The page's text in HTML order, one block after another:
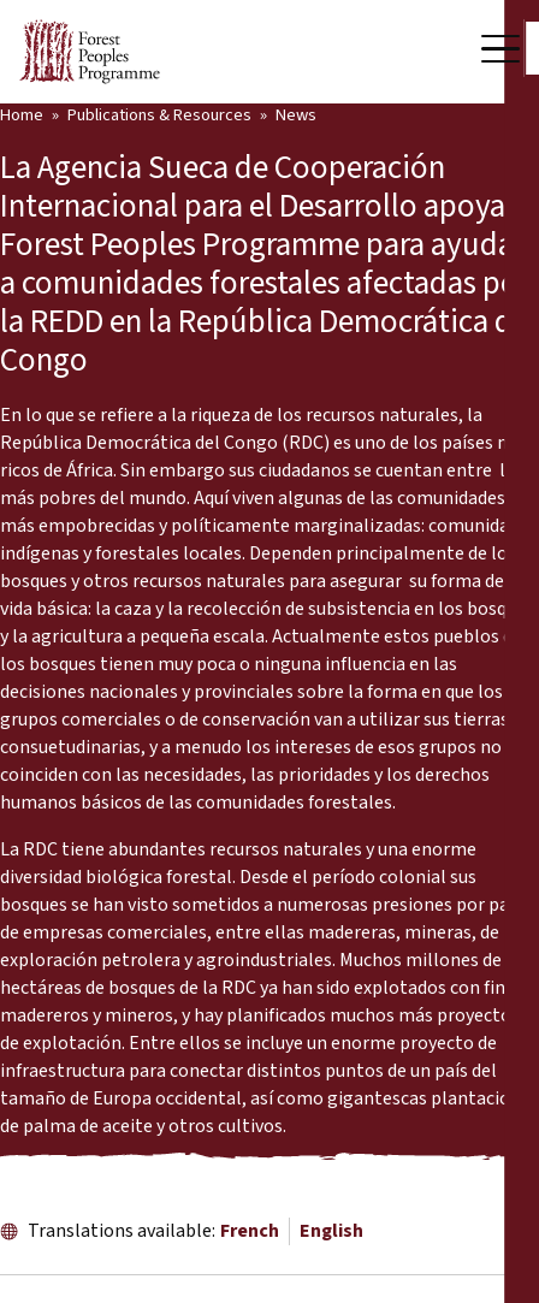
Who we are
Press Room
Support Us
Our Work
Community Voices
Partners & Countries
Latest News
Publications & Resources
Back
Publications & Resources
News
Reports
Press Releases
Training Materials
Briefing Papers
Declarations
Annual Reports
Home Publications & Resources News
La Agencia Sueca de Cooperación
Internacional para el Desarrollo apoya al
Forest Peoples Programme para ayudar
a comunidades forestales afectadas por
la REDD en la República Democrática del
Congo
En lo que se refiere a la riqueza de los recursos naturales, la
República Democrática del Congo (RDC) es uno de los países más
ricos de África. Sin embargo sus ciudadanos se cuentan entre los
más pobres del mundo. Aquí viven algunas de las comunidades
más empobrecidas y políticamente marginalizadas: comunidades
indígenas y forestales locales. Dependen principalmente de los
bosques y otros recursos naturales para asegurar su forma de
vida básica: la caza y la recolección de subsistencia en los bosques,
y la agricultura a pequeña escala. Actualmente estos pueblos de
los bosques tienen muy poca o ninguna influencia en las
decisiones nacionales y provinciales sobre la forma en que los
grupos comerciales o de conservación van a utilizar sus tierras
consuetudinarias, y a menudo los intereses de esos grupos no
coinciden con las necesidades, las prioridades y los derechos
humanos básicos de las comunidades forestales.
La RDC tiene abundantes recursos naturales y una enorme
diversidad biológica forestal. Desde el período colonial sus
bosques se han visto sometidos a numerosas presiones por parte
de empresas comerciales, entre ellas madereras, mineras, de
exploración petrolera y agroindustriales. Muchos millones de
hectáreas de bosques de la RDC ya han sido explotados con fines
madereros y mineros, y hay planificados muchos más proyectos
de explotación. Entre ellos se incluye un enorme proyecto de
infraestructura para conectar distintos puntos de un país del
tamaño de Europa occidental, así como gigantescas plantaciones
de palma de aceite y otros cultivos.
Translations available: French English